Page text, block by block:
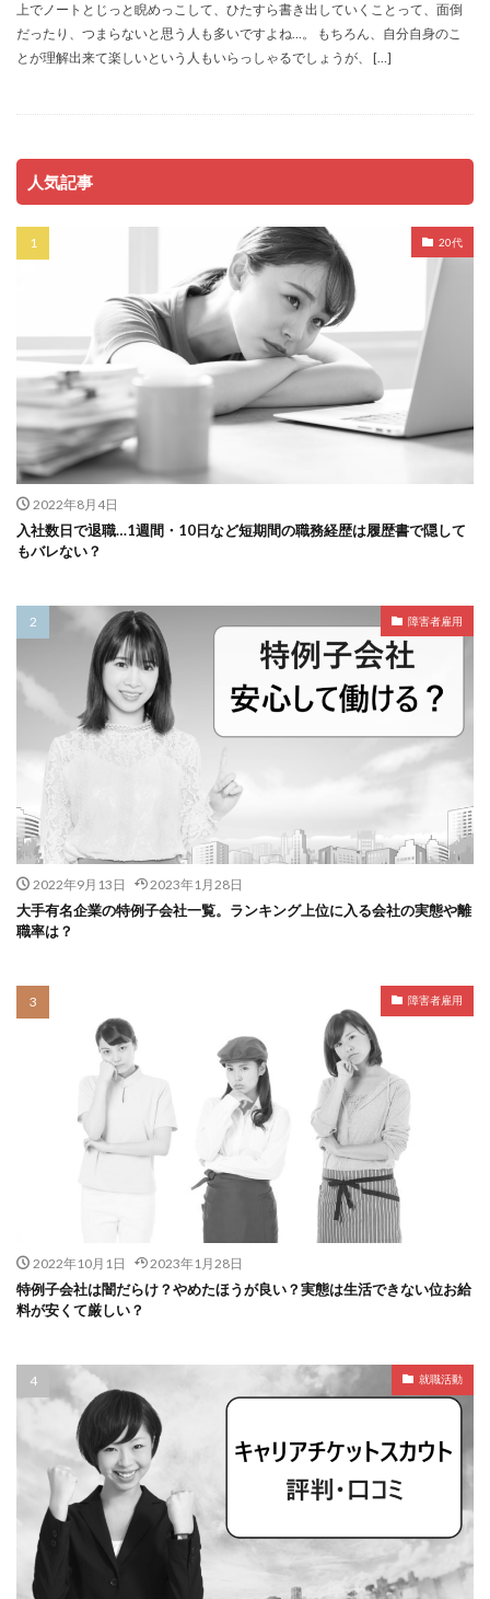
上でノートとじっと睨めっこして、ひたすら書き出していくことって、面倒
だったり、つまらないと思う人も多いですよね…。 もちろん、自分自身のこ
とが理解出来て楽しいという人もいらっしゃるでしょうが、 […]
人気記事
20代
2022年8月4日
入社数日で退職…1週間・10日など短期間の職務経歴は履歴書で隠して
もバレない？
障害者雇用
2022年9月13日 2023年1月28日
大手有名企業の特例子会社一覧。ランキング上位に入る会社の実態や離
職率は？
障害者雇用
2022年10月1日 2023年1月28日
特例子会社は闇だらけ？やめたほうが良い？実態は生活できない位お給
料が安くて厳しい？
就職活動